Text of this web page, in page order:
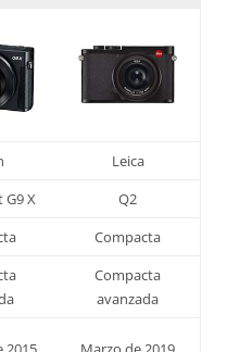
Leica
G9 X
Q2
Compacta
Compacta
avanzada